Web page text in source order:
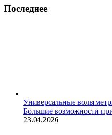
Последнее
Универсальные
Большие возможности
23.04.2026